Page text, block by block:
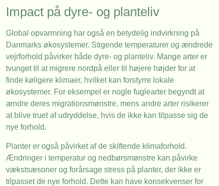
Impact på dyre- og planteliv
Global opvarmning har også en betydelig indvirkning på
Danmarks økosystemer. Stigende temperaturer og ændrede
vejrforhold påvirker både dyre- og planteliv. Mange arter er
tvunget til at migrere nordpå eller til højere højder for at
finde køligere klimaer, hvilket kan forstyrre lokale
økosystemer. For eksempel er nogle fuglearter begyndt at
ændre deres migrationsmønstre, mens andre arter risikerer
at blive truet af udryddelse, hvis de ikke kan tilpasse sig de
nye forhold.
Planter er også påvirket af de skiftende klimaforhold.
Ændringer i temperatur og nedbørsmønstre kan påvirke
vækstsæsoner og forårsage stress på planter, der ikke er
tilpasset de nye forhold. Dette kan have konsekvenser for